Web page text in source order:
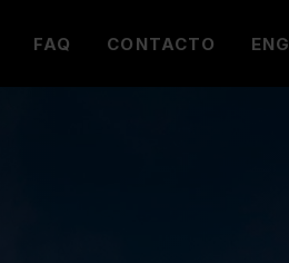
FAQ CONTACTO ENG